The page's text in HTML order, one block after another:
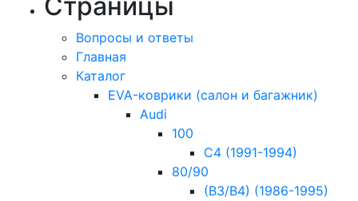
Вопросы и ответы
Главная
Каталог
EVA-коврики (салон и багажник)
Audi
100
C4 (1991-1994)
80/90
(B3/B4) (1986-1995)